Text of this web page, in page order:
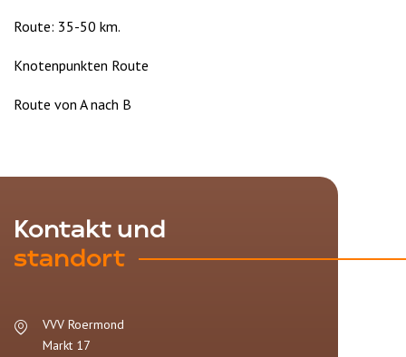
Route: 35-50 km.
Knotenpunkten Route
Route von A nach B
Kontakt und
standort
VVV Roermond
Markt 17